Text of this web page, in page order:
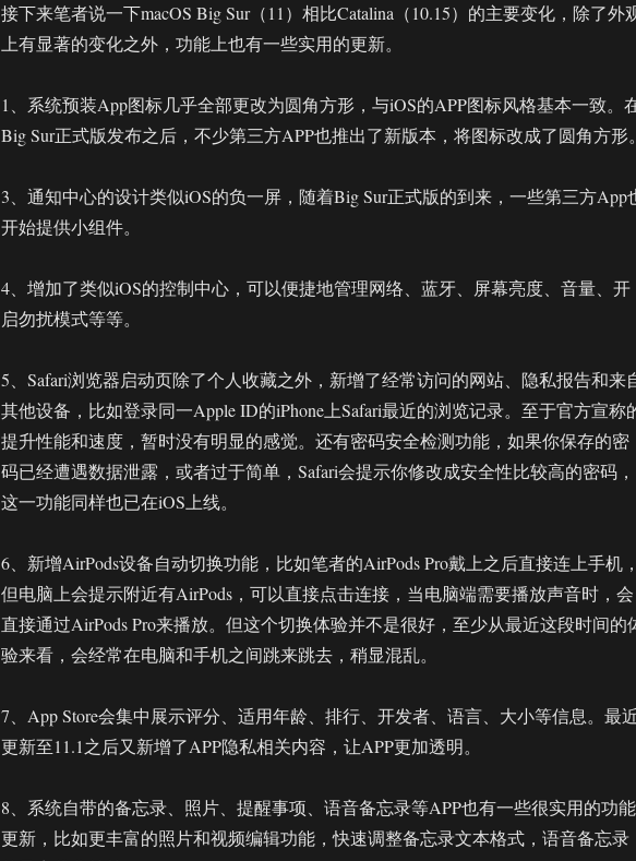
接下来笔者说一下macOS Big Sur（11）相比Catalina（10.15）的主要变化，除了外
上有显著的变化之外，功能上也有一些实用的更新。
1、系统预装App图标几乎全部更改为圆角方形，与iOS的APP图标风格基本一致。
Big Sur正式版发布之后，不少第三方APP也推出了新版本，将图标改成了圆角方形。
3、通知中心的设计类似iOS的负一屏，随着Big Sur正式版的到来，一些第三方App
开始提供小组件。
4、增加了类似iOS的控制中心，可以便捷地管理网络、蓝牙、屏幕亮度、音量、开
启勿扰模式等等。
5、Safari浏览器启动页除了个人收藏之外，新增了经常访问的网站、隐私报告和来
其他设备，比如登录同一Apple ID的iPhone上Safari最近的浏览记录。至于官方宣称
提升性能和速度，暂时没有明显的感觉。还有密码安全检测功能，如果你保存的密
码已经遭遇数据泄露，或者过于简单，Safari会提示你修改成安全性比较高的密码，
这一功能同样也已在iOS上线。
6、新增AirPods设备自动切换功能，比如笔者的AirPods Pro戴上之后直接连上手机，
但电脑上会提示附近有AirPods，可以直接点击连接，当电脑端需要播放声音时，会
直接通过AirPods Pro来播放。但这个切换体验并不是很好，至少从最近这段时间的
验来看，会经常在电脑和手机之间跳来跳去，稍显混乱。
7、App Store会集中展示评分、适用年龄、排行、开发者、语言、大小等信息。最
更新至11.1之后又新增了APP隐私相关内容，让APP更加透明。
8、系统自带的备忘录、照片、提醒事项、语音备忘录等APP也有一些很实用的功能
更新，比如更丰富的照片和视频编辑功能，快速调整备忘录文本格式，语音备忘录